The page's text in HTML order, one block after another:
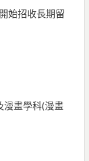
始招收長期留
漫畫學科(漫畫